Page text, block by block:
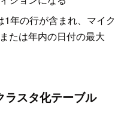
年の行が含まれ、マイク
たは年内の日付の最大
ラスタ化テーブル